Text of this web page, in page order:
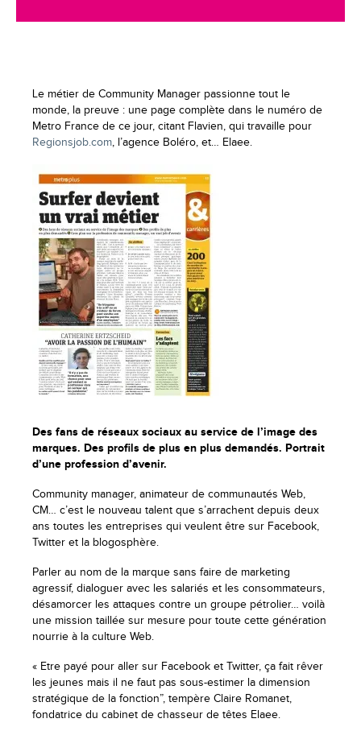
Le métier de Community Manager passionne tout le
monde, la preuve : une page complète dans le numéro de
Metro France de ce jour, citant Flavien, qui travaille pour
Regionsjob.com, l’agence Boléro, et… Elaee.
Des fans de réseaux sociaux au service de l’image des
marques. Des profils de plus en plus demandés. Portrait
d’une profession d’avenir.
Community manager, animateur de communautés Web,
CM… c’est le nouveau talent que s’arrachent depuis deux
ans toutes les entreprises qui veulent être sur Facebook,
Twitter et la blogosphère.
Parler au nom de la marque sans faire de marketing
agressif, dialoguer avec les salariés et les consommateurs,
désamorcer les attaques contre un groupe pétrolier… voilà
une mission taillée sur mesure pour toute cette génération
nourrie à la culture Web.
« Etre payé pour aller sur Facebook et Twitter, ça fait rêver
les jeunes mais il ne faut pas sous-estimer la dimension
stratégique de la fonction”, tempère Claire Romanet,
fondatrice du cabinet de chasseur de têtes Elaee.